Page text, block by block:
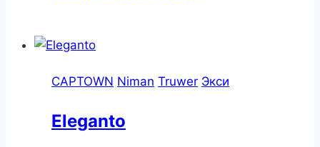
CAPTOWN Niman Truwer Экси
Eleganto